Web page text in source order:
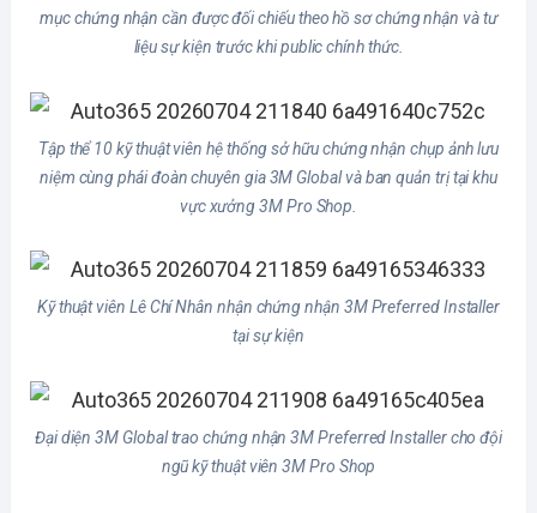
mục chứng nhận cần được đối chiếu theo hồ sơ chứng nhận và tư
liệu sự kiện trước khi public chính thức.
Tập thể 10 kỹ thuật viên hệ thống sở hữu chứng nhận chụp ảnh lưu
niệm cùng phái đoàn chuyên gia 3M Global và ban quản trị tại khu
vực xưởng 3M Pro Shop.
Kỹ thuật viên Lê Chí Nhân nhận chứng nhận 3M Preferred Installer
tại sự kiện
Đại diện 3M Global trao chứng nhận 3M Preferred Installer cho đội
ngũ kỹ thuật viên 3M Pro Shop